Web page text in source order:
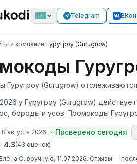
Telegram
и компании/Гуругроу (Gurugrow)
Гуругроу (Gurugrow)
у Гуругроу (Gurugrow)
бороды и усов. Промокоды
8 августа 2026 Проверено сегодня
4.3(43 оценок)
Елена О. вручную, 11.07.2026. Отзывы —